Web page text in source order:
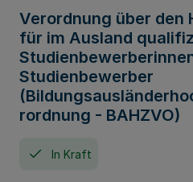
Verordnung über den
für im Ausland
Studienbewerber
rordnung - BAHZVO)
In Kraft